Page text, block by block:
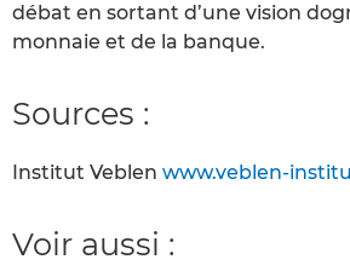
débat en sortant d’une vision
monnaie et de la banque.
Sources :
Institut Veblen www.veblen-
Voir aussi :